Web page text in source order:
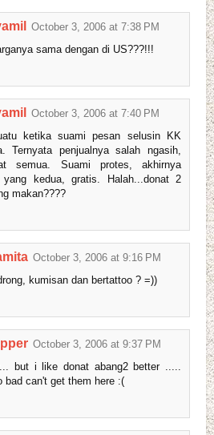
October 3, 2006 at 7:38 PM
sama dengan di US???!!!
October 3, 2006 at 7:40 PM
ketika suami pesan selusin KK
Ternyata penjualnya salah ngasih,
semua. Suami protes, akhirnya
kedua, gratis. Halah...donat 2
makan????
October 3, 2006 at 9:16 PM
kumisan dan bertattoo ? =))
October 3, 2006 at 9:37 PM
but i like donat abang2 better .....
bad can't get them here :(